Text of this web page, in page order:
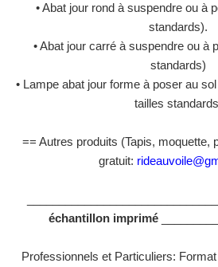
• Abat jour rond à suspendre ou à
standards).
• Abat jour carré à suspendre ou à
standards)
• Lampe abat jour forme à poser au
tailles
== Autres produits (Tapis, moquette,
gratuit:
échantillon imprimé
Professionnels et Particuliers: Format